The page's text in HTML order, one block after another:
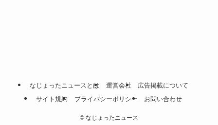
なじょったニュースとは 運営会社
広告掲載について
サイト規約
プライバシーポリシー お問い合わせ
© なじょったニュース